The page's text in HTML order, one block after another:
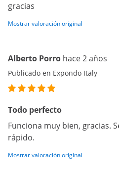
gracias
Mostrar valoración original
Alberto Porro hace 2 años
Publicado en Expondo Italy
Todo perfecto
Funciona muy bien, gracias.
rápido.
Mostrar valoración original